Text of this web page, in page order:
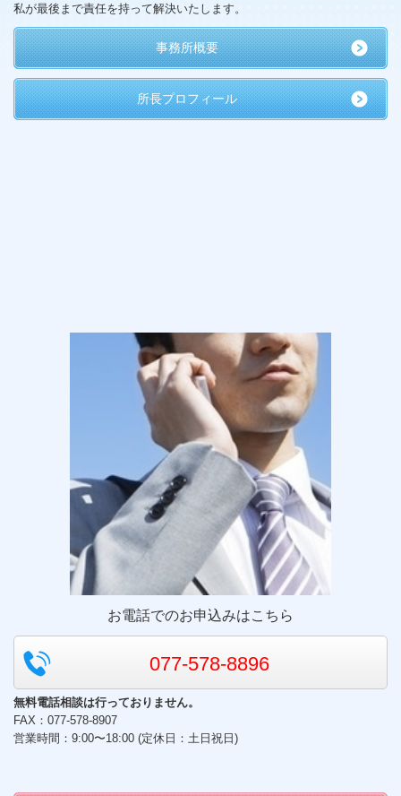
私が最後まで責任を持って解決いたします。
事務所概要
所長プロフィール
お電話でのお申込みはこちら
077-578-8896
無料電話相談は行っておりません。
FAX：077-578-8907
営業時間：9:00〜18:00 (定休日：土日祝日)